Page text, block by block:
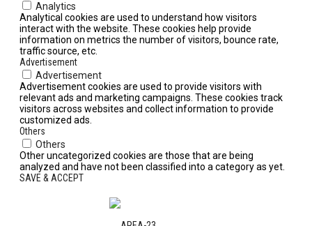
Analytics
Analytical cookies are used to understand how visitors
interact with the website. These cookies help provide
information on metrics the number of visitors, bounce rate,
traffic source, etc.
Advertisement
Advertisement
Advertisement cookies are used to provide visitors with
relevant ads and marketing campaigns. These cookies track
visitors across websites and collect information to provide
customized ads.
Others
Others
Other uncategorized cookies are those that are being
analyzed and have not been classified into a category as yet.
SAVE & ACCEPT